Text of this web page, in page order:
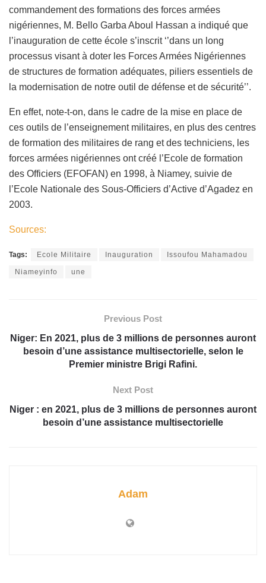
commandement des formations des forces armées
nigériennes, M. Bello Garba Aboul Hassan a indiqué que
l’inauguration de cette école s’inscrit ‘’dans un long
processus visant à doter les Forces Armées Nigériennes
de structures de formation adéquates, piliers essentiels de
la modernisation de notre outil de défense et de sécurité’’.
En effet, note-t-on, dans le cadre de la mise en place de
ces outils de l’enseignement militaires, en plus des centres
de formation des militaires de rang et des techniciens, les
forces armées nigériennes ont créé l’Ecole de formation
des Officiers (EFOFAN) en 1998, à Niamey, suivie de
l’Ecole Nationale des Sous-Officiers d’Active d’Agadez en
2003.
Sources:
Tags: Ecole Militaire Inauguration Issoufou Mahamadou
Niameyinfo une
Previous Post
Niger: En 2021, plus de 3 millions de personnes auront
besoin d’une assistance multisectorielle, selon le
Premier ministre Brigi Rafini.
Next Post
Niger : en 2021, plus de 3 millions de personnes auront
besoin d’une assistance multisectorielle
Adam